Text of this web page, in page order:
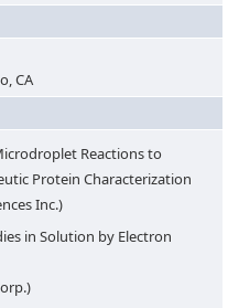
CA
Reactions to
Protein Characterization
Inc.)
in Solution by Electron